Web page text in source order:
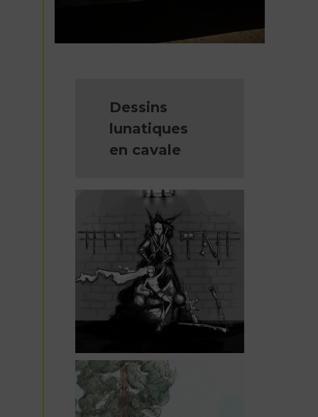
Dessins
lunatiques
en cavale